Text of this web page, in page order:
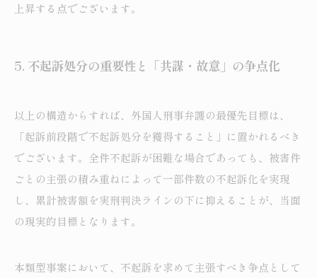
上昇する点でございます。
5. 不起訴処分の重要性と「共謀・故意」の争点化
以上の構造からすれば、外国人刑事弁護の最優先目標は、
「起訴前段階で不起訴処分を獲得すること」に置かれるべき
でございます。全件不起訴が困難な場合であっても、被害件
ごとの主張の積み重ねによって一部件数の不起訴化を実現
し、累計被害額を実刑判決ラインの下に抑えることが、当面
の現実的目標となります。
本類型事案において、不起訴を求めて主張すべき争点として